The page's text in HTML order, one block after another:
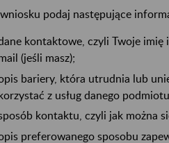
podaj następujące
kontaktowe, czyli Twoje imię
(jeśli masz);
bariery, która utrudnia lub
z usług danego
kontaktu, czyli jak można
preferowanego sposobu